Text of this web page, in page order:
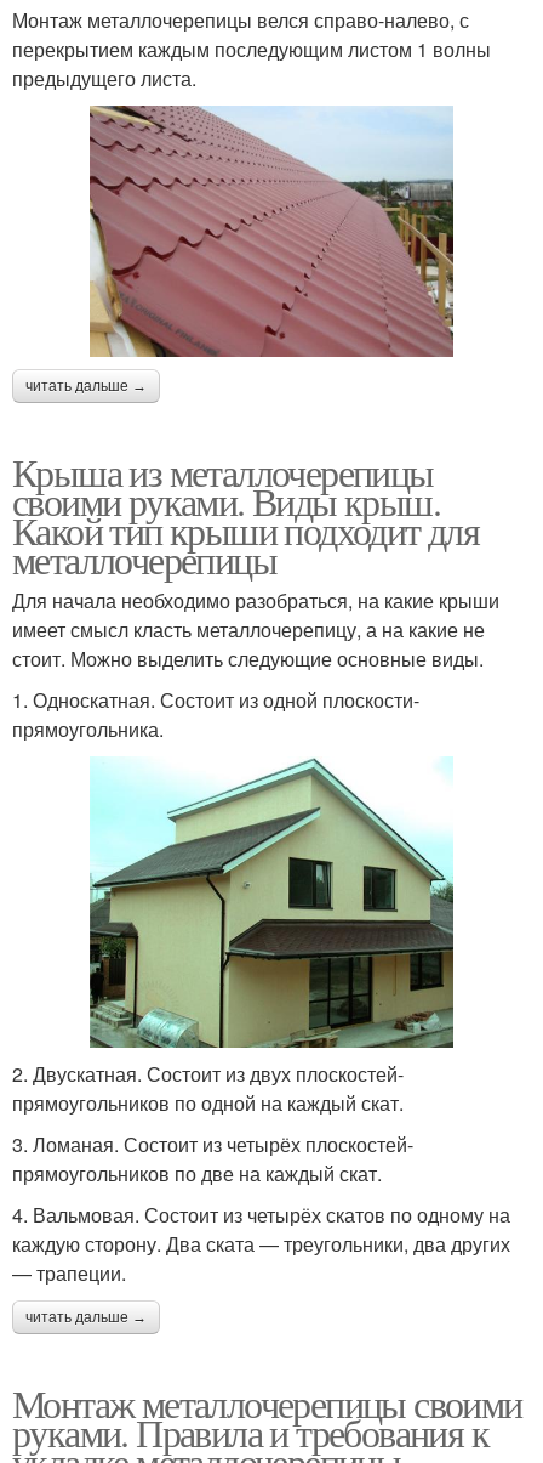
Монтаж металлочерепицы велся справо-налево, с
перекрытием каждым последующим листом 1 волны
предыдущего листа.
читать дальше →
Крыша из металлочерепицы
своими руками. Виды крыш.
Какой тип крыши подходит для
металлочерепицы
Для начала необходимо разобраться, на какие крыши
имеет смысл класть металлочерепицу, а на какие не
стоит. Можно выделить следующие основные виды.
1. Односкатная. Состоит из одной плоскости-
прямоугольника.
2. Двускатная. Состоит из двух плоскостей-
прямоугольников по одной на каждый скат.
3. Ломаная. Состоит из четырёх плоскостей-
прямоугольников по две на каждый скат.
4. Вальмовая. Состоит из четырёх скатов по одному на
каждую сторону. Два ската — треугольники, два других
— трапеции.
читать дальше →
Монтаж металлочерепицы своими
руками. Правила и требования к